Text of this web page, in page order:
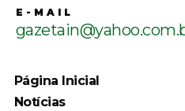
E-MAIL
Página Inicial
Notícias